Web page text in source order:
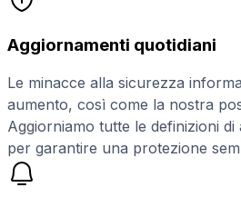
Aggiornamenti quotidiani
Le minacce alla sicurezza
aumento, così come la nostra
Aggiorniamo tutte le definizioni
per garantire una protezione